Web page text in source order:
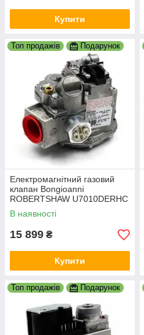
Купити
Топ продажів Подарунок
Електромагнітний газовий
клапан Bongioanni
ROBERTSHAW U7010DERHC
— S7C (656002)
В наявності
15 899 ₴
Купити
Топ продажів Подарунок